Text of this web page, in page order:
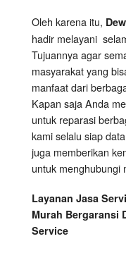
Oleh karena itu,
hadir melayani
Tujuannya agar
masyarakat yang
manfaat dari
Kapan saja Anda
untuk reparasi
kami selalu siap
juga memberikan
untuk menghubungi
Layanan Jasa
Murah Bergaransi
Service